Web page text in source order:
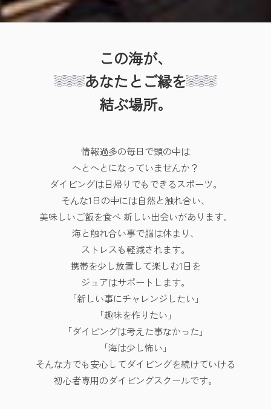
この海が、
あなたとご縁を
結ぶ場所。
情報過多の毎日で頭の中は
へとへとになっていませんか？
ダイビングは日帰りでもできるスポーツ。
そんな1日の中には自然と触れ合い、
美味しいご飯を食べ新しい出会いがあります。
海と触れ合い事で脳は休まり、
ストレスも軽減されます。
携帯を少し放置して楽しむ1日を
ジュアはサポートします。
「新しい事にチャレンジしたい」
「趣味を作りたい」
「ダイビングは考えた事なかった」
「海は少し怖い」
そんな方でも安心してダイビングを続けていける
初心者専用のダイビングスクールです。